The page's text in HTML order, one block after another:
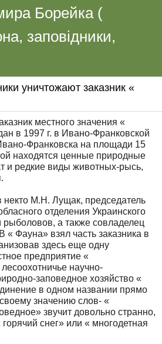
Борейка (
заповідники,
уничтожают заказник «
местного значения «
в 1997 г. в Ивано-Франковской
Франковска на площади 15
находятся ценные природные
и редкие виды животных-рысь,
некто М.Н. Лущак, председатель
отделения Украинского
рыболовов, а также совладелец
« Фауна» взял часть заказника в
здесь еще одну
предприятие «
научно-
заповедное хозяйство «
в одном названии прямо
значению слов- «
звучит довольно странно,
снег» или « многодетная